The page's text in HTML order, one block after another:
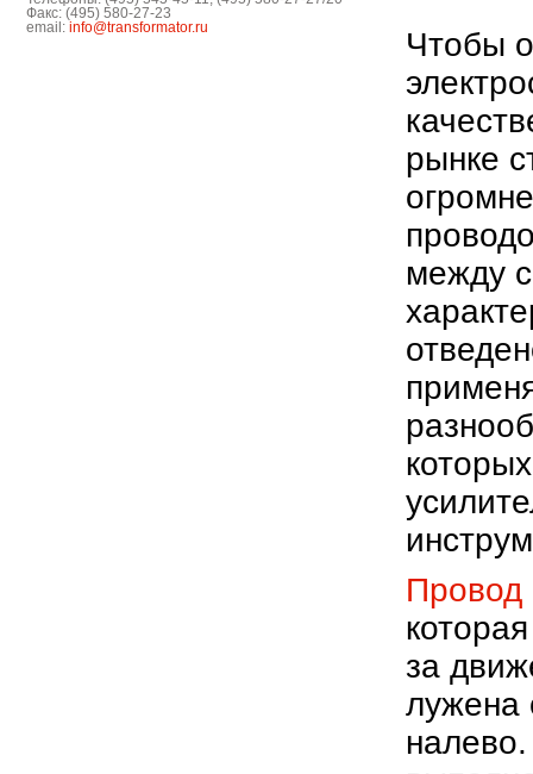
Факс: (495) 580-27-23
email: info@transformator.ru
Чтобы
рынке
между
за
лужена